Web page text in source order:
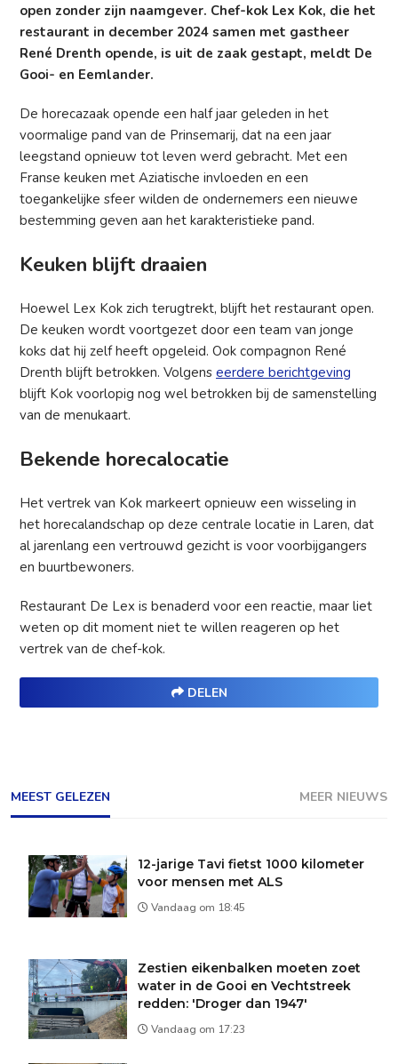
open zonder zijn naamgever. Chef-kok Lex Kok, die het
restaurant in december 2024 samen met gastheer
René Drenth opende, is uit de zaak gestapt, meldt De
Gooi- en Eemlander.
De horecazaak opende een half jaar geleden in het
voormalige pand van de Prinsemarij, dat na een jaar
leegstand opnieuw tot leven werd gebracht. Met een
Franse keuken met Aziatische invloeden en een
toegankelijke sfeer wilden de ondernemers een nieuwe
bestemming geven aan het karakteristieke pand.
Keuken blijft draaien
Hoewel Lex Kok zich terugtrekt, blijft het restaurant open.
De keuken wordt voortgezet door een team van jonge
koks dat hij zelf heeft opgeleid. Ook compagnon René
Drenth blijft betrokken. Volgens eerdere berichtgeving
blijft Kok voorlopig nog wel betrokken bij de samenstelling
van de menukaart.
Bekende horecalocatie
Het vertrek van Kok markeert opnieuw een wisseling in
het horecalandschap op deze centrale locatie in Laren, dat
al jarenlang een vertrouwd gezicht is voor voorbijgangers
en buurtbewoners.
Restaurant De Lex is benaderd voor een reactie, maar liet
weten op dit moment niet te willen reageren op het
vertrek van de chef-kok.
DELEN
MEEST GELEZEN MEER NIEUWS
12-jarige Tavi fietst 1000 kilometer
voor mensen met ALS
Vandaag om 18:45
Zestien eikenbalken moeten zoet
water in de Gooi en Vechtstreek
redden: 'Droger dan 1947'
Vandaag om 17:23